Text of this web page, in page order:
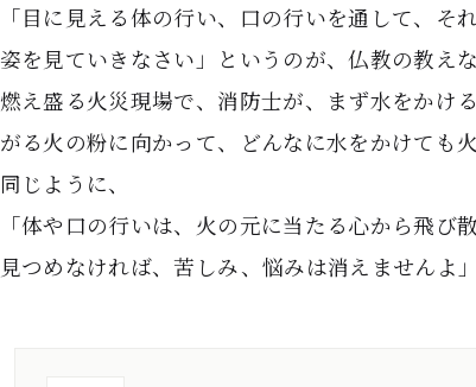
「目に見える体の行い、口の行いを通して、そ
姿を見ていきなさい」というのが、仏教の教えな
燃え盛る火災現場で、消防士が、まず水をかけ
がる火の粉に向かって、どんなに水をかけても
同じように、
「体や口の行いは、火の元に当たる心から飛び
見つめなければ、苦しみ、悩みは消えませんよ